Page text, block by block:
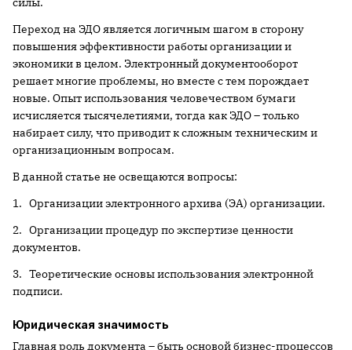
Переход на ЭДО является логичным шагом в сторону
повышения эффективности работы организации и
экономики в целом. Электронный документооборот
решает многие проблемы, но вместе с тем порождает
новые. Опыт использования человечеством бумаги
исчисляется тысячелетиями, тогда как ЭДО – только
набирает силу, что приводит к сложным техническим и
организационным вопросам.
В данной статье не освещаются вопросы:
1. Организации электронного архива (ЭА) организации.
2. Организации процедур по экспертизе ценности
документов.
3. Теоретические основы использования электронной
подписи.
Юридическая значимость
Главная роль документа – быть основой бизнес-процессов